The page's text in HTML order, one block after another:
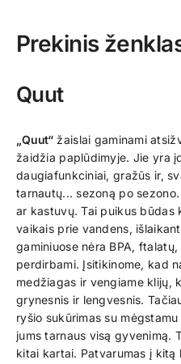
Prekinis
Quut
„Quut“ žaislai gaminami
žaidžia paplūdimyje. Jie yra
daugiafunkciniai, gražūs ir,
tarnautų... sezoną po
ar kastuvų. Tai puikus būdas
vaikais prie vandens,
gaminiuose nėra BPA,
perdirbami. Įsitikinome, kad
medžiagas ir vengiame klijų,
grynesnis ir lengvesnis.
ryšio sukūrimas su
jums tarnaus visą gyvenimą.
kitai kartai. Patvarumas į